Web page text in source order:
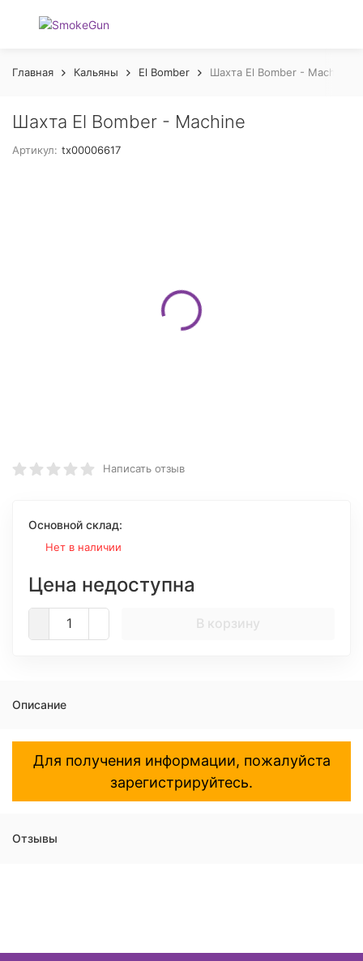
Главная Кальяны El Bomber Шахта El Bomber - Machine
Шахта El Bomber - Machine
Артикул: tx00006617
Написать отзыв
Основной склад:
Нет в наличии
Цена недоступна
В корзину
Описание
Для получения информации, пожалуйста
зарегистрируйтесь.
Отзывы